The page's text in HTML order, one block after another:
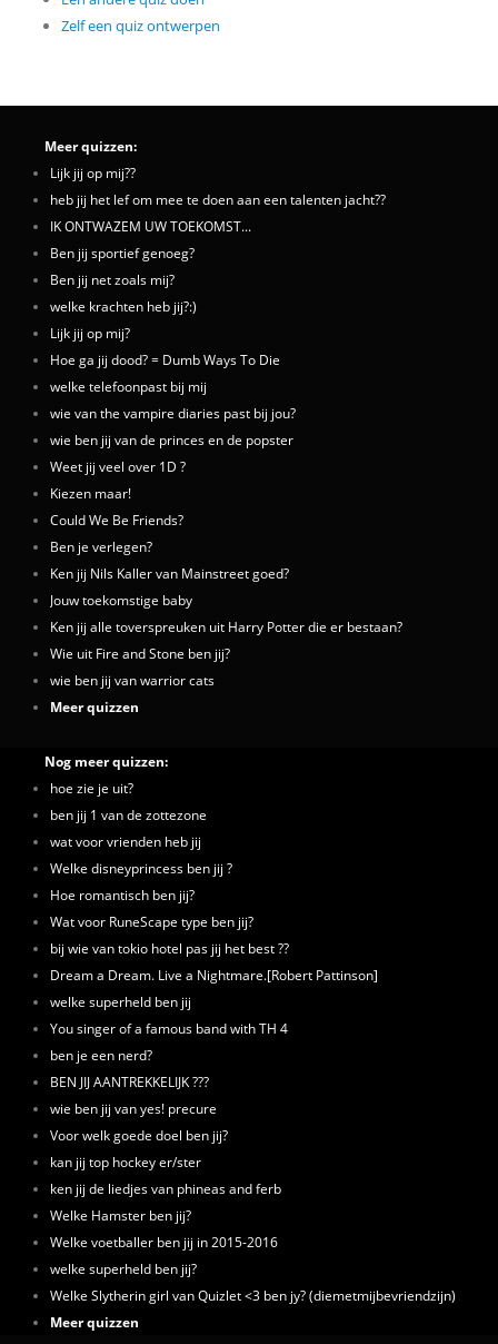
Zelf een quiz ontwerpen
Meer quizzen:
Lijk jij op mij??
heb jij het lef om mee te doen aan een talenten jacht??
IK ONTWAZEM UW TOEKOMST...
Ben jij sportief genoeg?
Ben jij net zoals mij?
welke krachten heb jij?:)
Lijk jij op mij?
Hoe ga jij dood? = Dumb Ways To Die
welke telefoonpast bij mij
wie van the vampire diaries past bij jou?
wie ben jij van de princes en de popster
Weet jij veel over 1D ?
Kiezen maar!
Could We Be Friends?
Ben je verlegen?
Ken jij Nils Kaller van Mainstreet goed?
Jouw toekomstige baby
Ken jij alle toverspreuken uit Harry Potter die er bestaan?
Wie uit Fire and Stone ben jij?
wie ben jij van warrior cats
Meer quizzen
Nog meer quizzen:
hoe zie je uit?
ben jij 1 van de zottezone
wat voor vrienden heb jij
Welke disneyprincess ben jij ?
Hoe romantisch ben jij?
Wat voor RuneScape type ben jij?
bij wie van tokio hotel pas jij het best ??
Dream a Dream. Live a Nightmare.[Robert Pattinson]
welke superheld ben jij
You singer of a famous band with TH 4
ben je een nerd?
BEN JIJ AANTREKKELIJK ???
wie ben jij van yes! precure
Voor welk goede doel ben jij?
kan jij top hockey er/ster
ken jij de liedjes van phineas and ferb
Welke Hamster ben jij?
Welke voetballer ben jij in 2015-2016
welke superheld ben jij?
Welke Slytherin girl van Quizlet <3 ben jy? (diemetmijbevriendzijn)
Meer quizzen